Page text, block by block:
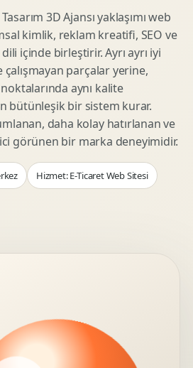
3D Ajansı yaklaşımı web
kimlik, reklam kreatifi, SEO ve
içinde birleştirir. Ayrı ayrı iyi
parçalar yerine,
aynı kalite
bütünleşik bir sistem kurar.
daha kolay hatırlanan ve
görünen bir marka deneyimidir.
Hizmet: E-Ticaret Web Sitesi